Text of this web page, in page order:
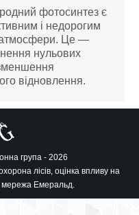
фотосинтез є
і недорогим
атмосфери. Це —
нульових
відновлення.
група - 2026
лісів, оцінка впливу на
мережа Емеральд.